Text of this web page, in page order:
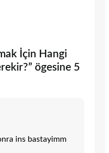
İçin Hangi
ögesine 5
ins bastayimm